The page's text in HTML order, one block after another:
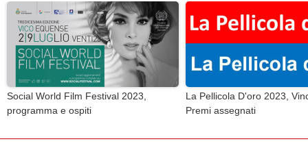
Social World Film Festival 2023,
programma e ospiti
La Pellicola D'oro 2023,
Premi assegnati